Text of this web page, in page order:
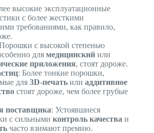
высокие эксплуатационные
с более жесткими
требованиями, как правило,
с высокой степенью
для медицинскийили
приложения, стоят дороже.
: Более тонкие порошки,
для 3D-печатьили аддитивное
стоят дороже, чем более грубые
поставщика: Устоявшиеся
с сильными контроль качества и
часто взимают премию.